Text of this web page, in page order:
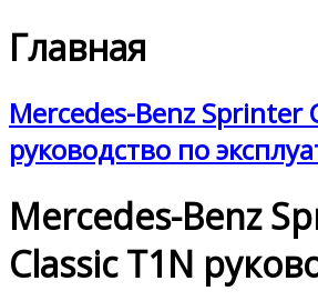
Главная
Mercedes-Benz Sprinter
руководство по
Mercedes-Benz
Classic T1N